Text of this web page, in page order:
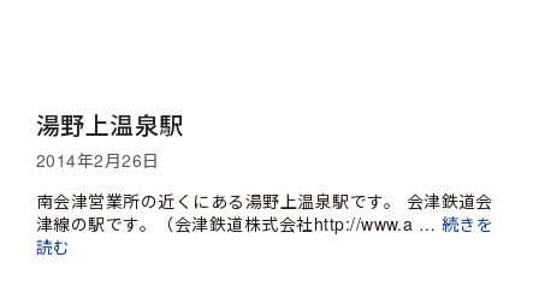
湯野上温泉駅
2014年2月26日
南会津営業所の近くにある湯野上温泉駅です。 会津鉄道会
津線の駅です。（会津鉄道株式会社http://www.a … 続きを
読む